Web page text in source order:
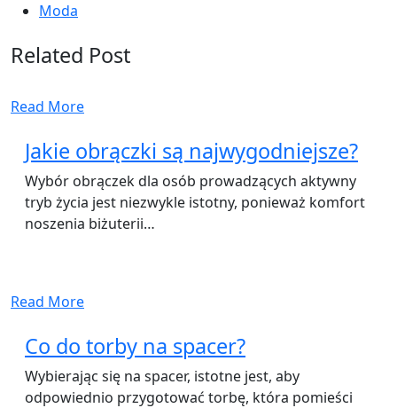
Moda
Related Post
Read More
Jakie obrączki są najwygodniejsze?
Wybór obrączek dla osób prowadzących aktywny
tryb życia jest niezwykle istotny, ponieważ komfort
noszenia biżuterii…
Read More
Co do torby na spacer?
Wybierając się na spacer, istotne jest, aby
odpowiednio przygotować torbę, która pomieści